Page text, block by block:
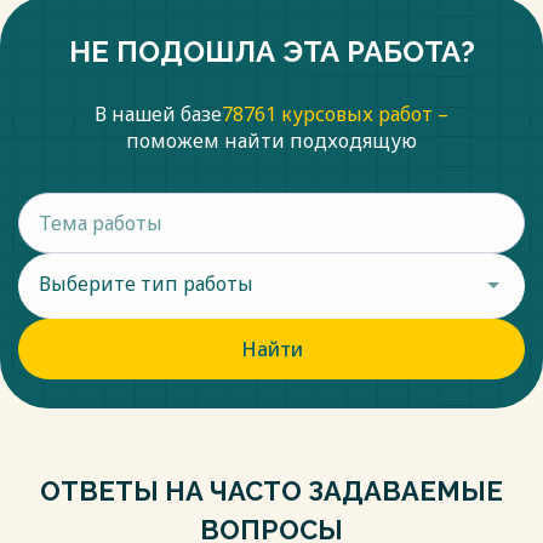
НЕ ПОДОШЛА ЭТА РАБОТА?
В нашей базе78761 курсовых работ –
поможем найти подходящую
Выберите тип работы
Найти
ОТВЕТЫ НА ЧАСТО ЗАДАВАЕМЫЕ
ВОПРОСЫ